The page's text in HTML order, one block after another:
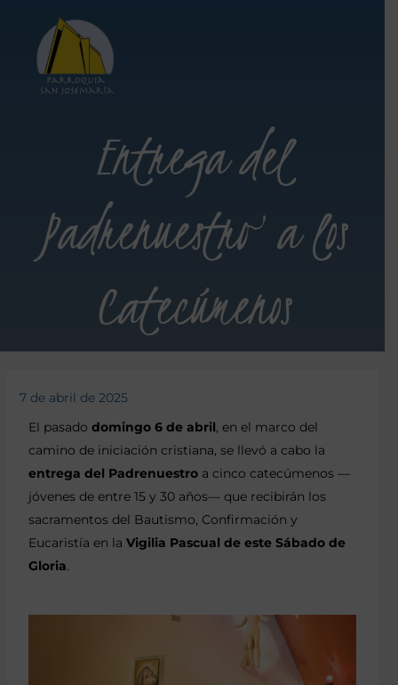
Entrega del
Padrenuestro a los
Catecúmenos
7 de abril de 2025
El pasado domingo 6 de abril, en el marco del
camino de iniciación cristiana, se llevó a cabo la
entrega del Padrenuestroa cinco catecúmenos —
jóvenes de entre 15 y 30 años— que recibirán los
sacramentos del Bautismo, Confirmación y
Eucaristía en la Vigilia Pascual de este Sábado de
Gloria.